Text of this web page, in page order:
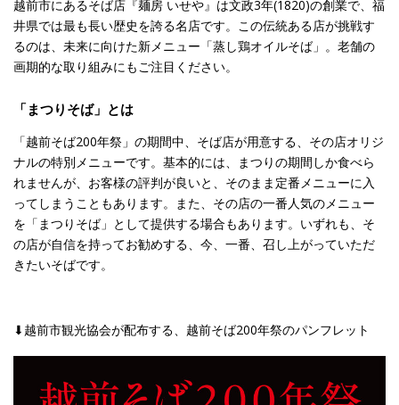
越前市にあるそば店『麺房 いせや』は文政3年(1820)の創業で、福
井県では最も長い歴史を誇る名店です。この伝統ある店が挑戦す
るのは、未来に向けた新メニュー「蒸し鶏オイルそば」。老舗の
画期的な取り組みにもご注目ください。
「まつりそば」とは
「越前そば200年祭」の期間中、そば店が用意する、その店オリジ
ナルの特別メニューです。基本的には、まつりの期間しか食べら
れませんが、お客様の評判が良いと、そのまま定番メニューに入
ってしまうこともあります。また、その店の一番人気のメニュー
を「まつりそば」として提供する場合もあります。いずれも、そ
の店が自信を持ってお勧めする、今、一番、召し上がっていただ
きたいそばです。
⬇︎越前市観光協会が配布する、越前そば200年祭のパンフレット